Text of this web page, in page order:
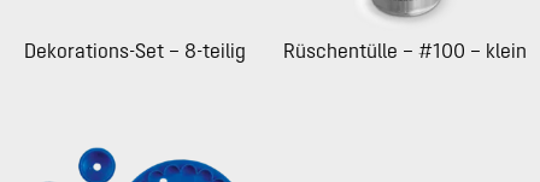
Dekorations-Set – 8-teilig Rüschentülle – #100 – klein